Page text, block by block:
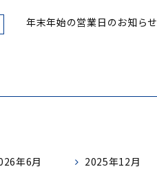
年末年始の営業日のお知らせ
年6月 2025年12月